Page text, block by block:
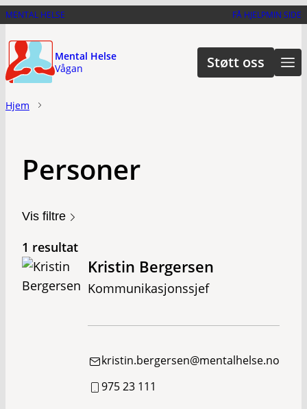
Hopp
hovedinnhold
MENTAL HELSE FÅ HJELPMIN SIDE
Mental Helse
Vågan
Støtt oss
Hjem
Personer
Vis filtre
1 resultat
Kristin Bergersen
Kommunikasjonssjef
kristin.bergersen@mentalhelse.no
975 23 111